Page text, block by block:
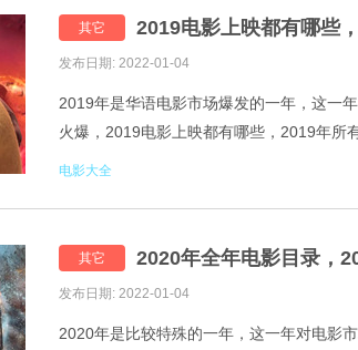
其它 2019电影上映都有哪些
发布日期: 2022-01-04
2019年是华语电影市场爆发的一年，这一
火爆，2019电影上映都有哪些，2019年所
3.我和我的祖国 4.致命狙杀 5.最好的我们
电影大全
其它 2020年全年电影目录，
发布日期: 2022-01-04
2020年是比较特殊的一年，这一年对电影